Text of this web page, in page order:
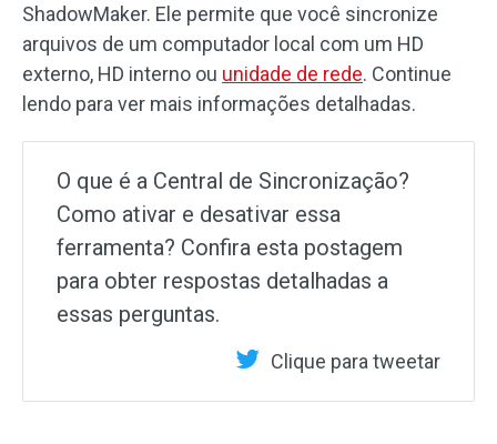
ShadowMaker. Ele permite que você sincronize
arquivos de um computador local com um HD
externo, HD interno ou unidade de rede. Continue
lendo para ver mais informações detalhadas.
O que é a Central de Sincronização?
Como ativar e desativar essa
ferramenta? Confira esta postagem
para obter respostas detalhadas a
essas perguntas.
Clique para tweetar